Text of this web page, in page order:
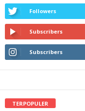
Followers
Subscribers
Subscribers